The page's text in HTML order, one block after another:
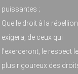
puissantes ;
Que le droit à la rébellion
exigera, de ceux qui
l’exerceront, le respect le
plus rigoureux des